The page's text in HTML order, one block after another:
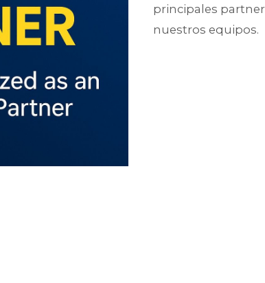
principales
nuestros equipos.